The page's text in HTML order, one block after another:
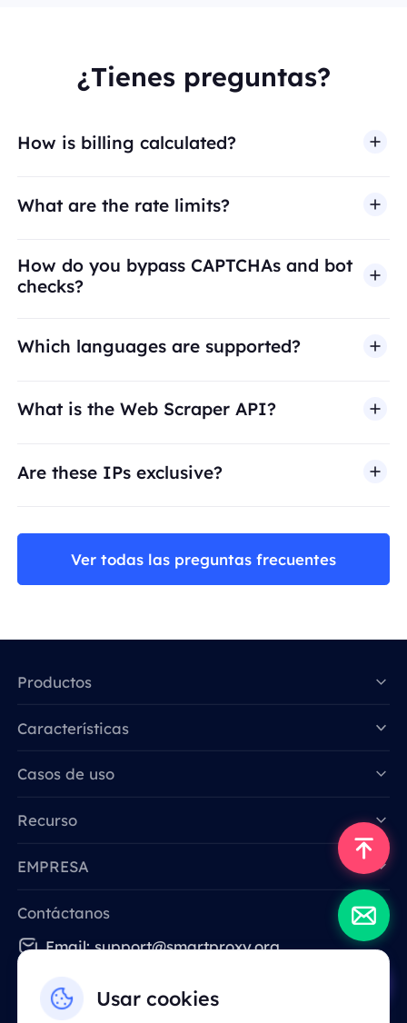
¿Tienes preguntas?
How is billing calculated?
What are the rate limits?
How do you bypass CAPTCHAs and bot
checks?
Which languages are supported?
What is the Web Scraper API?
Are these IPs exclusive?
Ver todas las preguntas frecuentes
Usar cookies
Productos
Características
Casos de uso
Recurso
EMPRESA
Contáctanos
Email: support@smartproxy.org